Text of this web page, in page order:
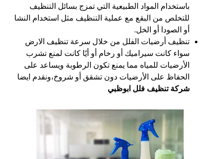
باستخدام المواد الطبيعية التي تمزج بسائل التنظيف
للتخلص من البقع مع عملية التنظيف مثل استخدام النشا
أو الصودا أو الخل.
تنظيف أرضيات الفلل من خلال سرعة تنظيف الارض
سواء كانت سيراميك أو رخام أو أيًا كانت لمنع تشرب
الأرضيات للمياه مما يمنع تكون الرطوبة ويساعد على
الحفاظ على الأرضيات دون تشقق أو شروخ،ونقدم ايضا
شركة تنظيف فلل ابوظبي